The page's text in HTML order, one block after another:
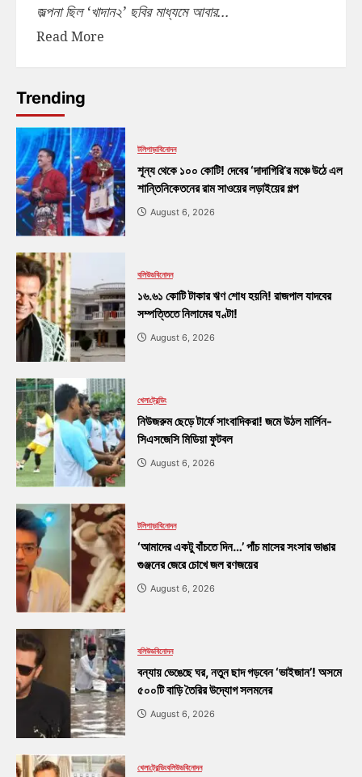
জল্পনা ছিল ‘খাদান২’ ছবির মাধ্যমে আবার...
Read More
Trending
টলিপাড়াবিনোদন
শূন্য থেকে ১০০ কোটি! দেবের ‘দাদাগিরি’র মঞ্চে উঠে এল
শান্তিনিকেতনের রাম সাওয়ের লড়াইয়ের গল্প
August 6, 2026
বলিউডবিনোদন
১৬.৬১ কোটি টাকার ঋণ শোধ হয়নি! রাজপাল যাদবের
সম্পত্তিতে নিলামের ঘণ্টা!
August 6, 2026
খেলাট্রেন্ডিং
নিউজরুম ছেড়ে টার্ফে সাংবাদিকরা! জমে উঠল মার্লিন-
সিএসজেসি মিডিয়া ফুটবল
August 6, 2026
টলিপাড়াবিনোদন
‘আমাদের একটু বাঁচতে দিন…’ পাঁচ মাসের সংসার ভাঙার
গুঞ্জনের জেরে চোখে জল রণজয়ের
August 6, 2026
বলিউডবিনোদন
বন্যায় ভেঙেছে ঘর, নতুন ছাদ গড়বেন ‘ভাইজান’! অসমে
৫০০টি বাড়ি তৈরির উদ্যোগ সলমনের
August 6, 2026
খেলাট্রেন্ডিংবলিউডবিনোদন